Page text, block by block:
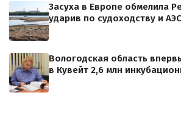
Засуха в Европе обмелила
ударив по судоходству и АЭС
Вологодская область
в Кувейт 2,6 млн